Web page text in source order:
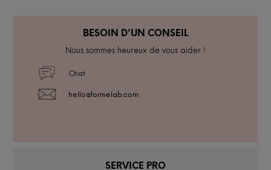
BESOIN D'UN CONSEIL
Nous sommes heureux de vous aider !
Chat
hello@formelab.com
SERVICE PRO